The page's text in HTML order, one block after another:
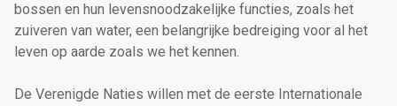
bossen en hun levensnoodzakelijke functies, zoals het
zuiveren van water, een belangrijke bedreiging voor al het
leven op aarde zoals we het kennen.
De Verenigde Naties willen met de eerste Internationale